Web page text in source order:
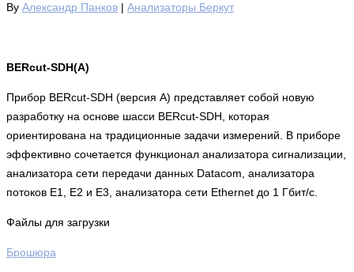
By Александр Панков | Анализаторы Беркут
BERcut-SDH(A)
Прибор BERcut-SDH (версия А) представляет собой новую
разработку на основе шасси BERcut-SDH, которая
ориентирована на традиционные задачи измерений. В приборе
эффективно сочетается функционал анализатора сигнализации,
анализатора сети передачи данных Datacom, анализатора
потоков Е1, Е2 и Е3, анализатора сети Ethernet до 1 Гбит/с.
Файлы для загрузки
Брошюра